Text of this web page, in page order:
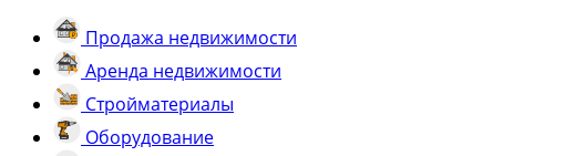
Продажа недвижимости
Аренда недвижимости
Стройматериалы
Оборудование